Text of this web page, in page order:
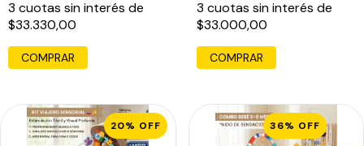
3 cuotas sin interés de
$33.330,00
3 cuotas sin interés de
$33.000,00
20% OFF 36% OFF